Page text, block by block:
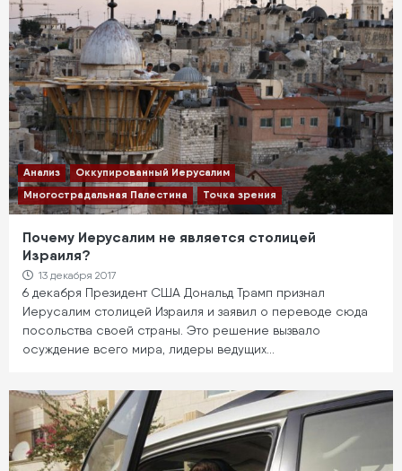
Анализ
Оккупированный Иерусалим
Многострадальная Палестина
Точка зрения
Почему Иерусалим не является столицей
Израиля?
13 декабря 2017
6 декабря Президент США Дональд Трамп признал
Иерусалим столицей Израиля и заявил о переводе сюда
посольства своей страны. Это решение вызвало
осуждение всего мира, лидеры ведущих…